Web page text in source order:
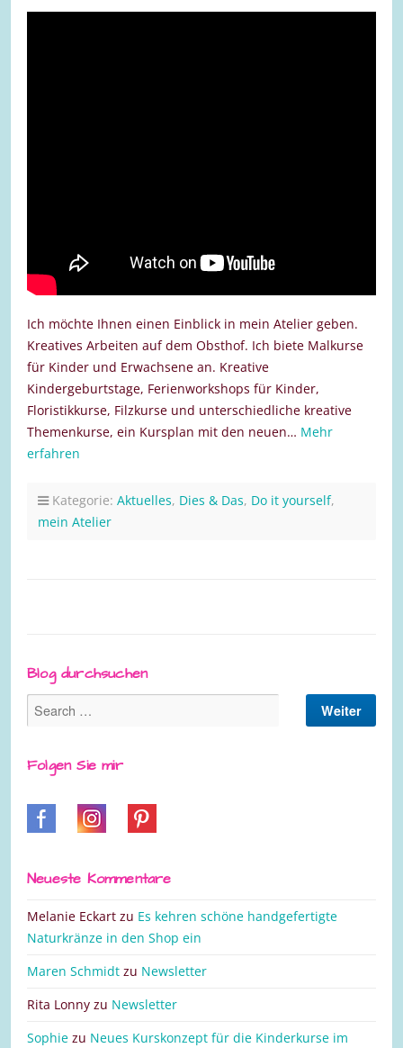
Ich möchte Ihnen einen Einblick in mein Atelier geben.
Kreatives Arbeiten auf dem Obsthof. Ich biete Malkurse
für Kinder und Erwachsene an. Kreative
Kindergeburtstage, Ferienworkshops für Kinder,
Floristikkurse, Filzkurse und unterschiedliche kreative
Themenkurse, ein Kursplan mit den neuen… Mehr
erfahren
Kategorie: Aktuelles, Dies & Das, Do it yourself,
mein Atelier
Blog durchsuchen
Folgen Sie mir
Neueste Kommentare
Melanie Eckart zu Es kehren schöne handgefertigte
Naturkränze in den Shop ein
Maren Schmidt zu Newsletter
Rita Lonny zu Newsletter
Sophie zu Neues Kurskonzept für die Kinderkurse im